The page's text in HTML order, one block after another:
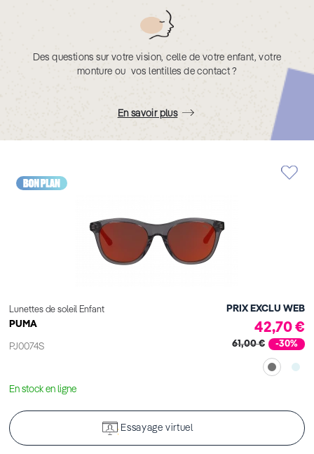
Des questions sur votre vision, celle de votre enfant, votre
monture ou vos lentilles de contact ?
En savoir plus
Lunettes de soleil Enfant
PUMA
PJ0074S
PRIX EXCLU WEB
42,70 €
61,00 € -30%
En stock en ligne
Essayage virtuel